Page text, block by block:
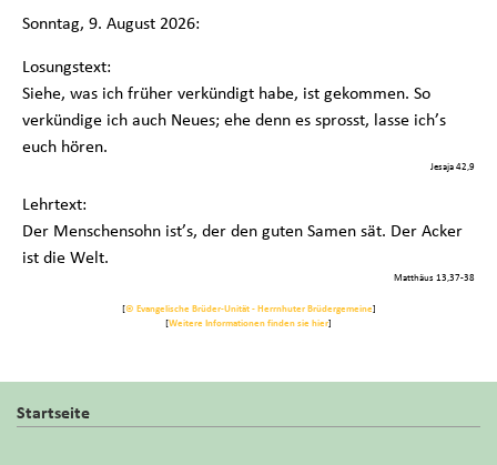
Sonntag, 9. August 2026:
Losungstext:
Siehe, was ich früher verkündigt habe, ist gekommen. So
verkündige ich auch Neues; ehe denn es sprosst, lasse ich’s
euch hören.
Jesaja 42,9
Lehrtext:
Der Menschensohn ist’s, der den guten Samen sät. Der Acker
ist die Welt.
Matthäus 13,37-38
[© Evangelische Brüder-Unität - Herrnhuter Brüdergemeine]
[Weitere Informationen finden sie hier]
Startseite